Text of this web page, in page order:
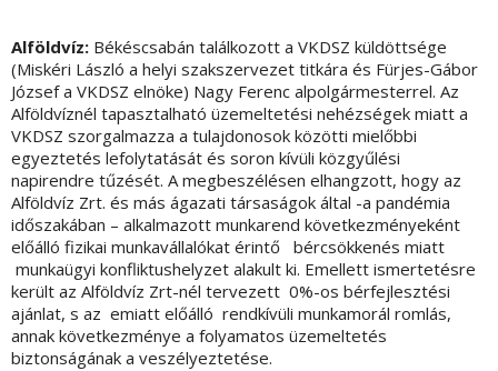
Alföldvíz: Békéscsabán találkozott a VKDSZ küldöttsége
(Miskéri László a helyi szakszervezet titkára és Fürjes-Gábor
József a VKDSZ elnöke) Nagy Ferenc alpolgármesterrel. Az
Alföldvíznél tapasztalható üzemeltetési nehézségek miatt a
VKDSZ szorgalmazza a tulajdonosok közötti mielőbbi
egyeztetés lefolytatását és soron kívüli közgyűlési
napirendre tűzését. A megbeszélésen elhangzott, hogy az
Alföldvíz Zrt. és más ágazati társaságok által -a pandémia
időszakában – alkalmazott munkarend következményeként
előálló fizikai munkavállalókat érintő bércsökkenés miatt
munkaügyi konfliktushelyzet alakult ki. Emellett ismertetésre
került az Alföldvíz Zrt-nél tervezett 0%-os bérfejlesztési
ajánlat, s az emiatt előálló rendkívüli munkamorál romlás,
annak következménye a folyamatos üzemeltetés
biztonságának a veszélyeztetése.